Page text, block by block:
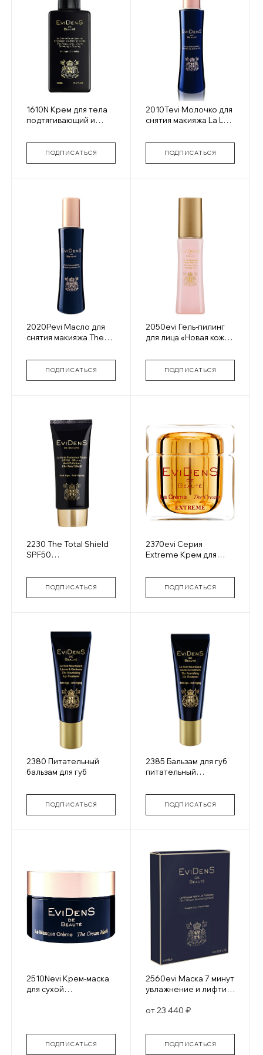
1610N Крем для тела
подтягивающий и
Perfect Body Cream
Slimming&Firming
ПОДПИСАТЬСЯ
2010Tevi Молочко для
снятия макияжа La Lait
ПОДПИСАТЬСЯ
2020Pevi Масло для
снятия макияжа The
ПОДПИСАТЬСЯ
2050evi Гель-пилинг
для лица «Новая кожа»
ПОДПИСАТЬСЯ
2230 The Total Shield
SPF50
крем для лица
ПОДПИСАТЬСЯ
2370evi Серия
Extreme Крем для
ПОДПИСАТЬСЯ
2380 Питательный
бальзам для губ
ПОДПИСАТЬСЯ
2385 Бальзам для губ
питательный
Nourishing Lip
Treatment Tinted
ПОДПИСАТЬСЯ
2510Nevi Крем-маска
для сухой
обезвоженной и
ПОДПИСАТЬСЯ
2560evi Маска 7 минут
увлажнение и лифтинг
4*28 мл
от 23 440 ₽
ПОДПИСАТЬСЯ